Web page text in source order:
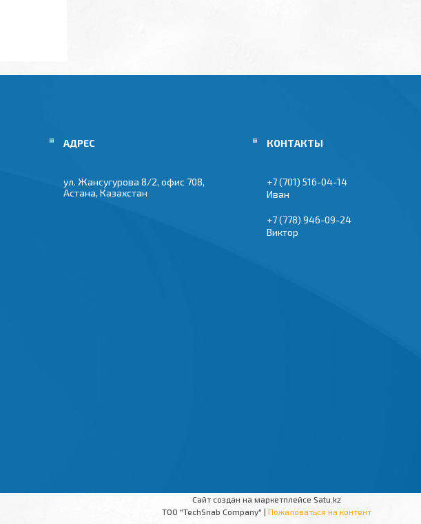
ул. Жансугурова 8/2, офис 708,
Астана, Казахстан
+7 (701) 516-04-14
Иван
+7 (778) 946-09-24
Виктор
Сайт создан на маркетплейсе Satu.kz
TOO "TechSnab Company" | Пожаловаться на контент